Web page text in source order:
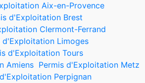
Aix-en-Provence
d'Exploitation Brest
Clermont-Ferrand
d'Exploitation Limoges
d'Exploitation Tours
Amiens Permis d'Exploitation Metz
Perpignan